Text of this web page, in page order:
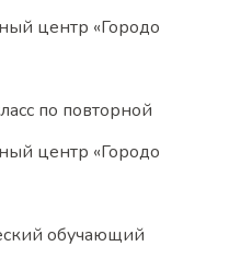
центр «Городо
по повторной
центр «Городо
обучающий